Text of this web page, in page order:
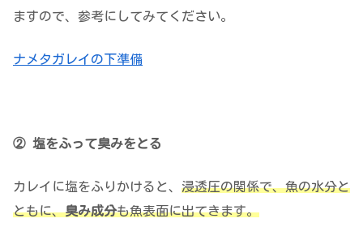
ますので、参考にしてみてください。
ナメタガレイの下準備
② 塩をふって臭みをとる
カレイに塩をふりかけると、 浸透圧の関係で、魚の水分と
ともに、臭み成分も魚表面に出てきます。